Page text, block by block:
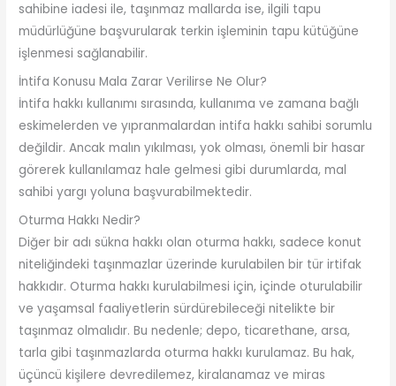
sahibine iadesi ile, taşınmaz mallarda ise, ilgili tapu
müdürlüğüne başvurularak terkin işleminin tapu kütüğüne
işlenmesi sağlanabilir.
İntifa Konusu Mala Zarar Verilirse Ne Olur?
İntifa hakkı kullanımı sırasında, kullanıma ve zamana bağlı
eskimelerden ve yıpranmalardan intifa hakkı sahibi sorumlu
değildir. Ancak malın yıkılması, yok olması, önemli bir hasar
görerek kullanılamaz hale gelmesi gibi durumlarda, mal
sahibi yargı yoluna başvurabilmektedir.
Oturma Hakkı Nedir?
Diğer bir adı sükna hakkı olan oturma hakkı, sadece konut
niteliğindeki taşınmazlar üzerinde kurulabilen bir tür irtifak
hakkıdır. Oturma hakkı kurulabilmesi için, içinde oturulabilir
ve yaşamsal faaliyetlerin sürdürebileceği nitelikte bir
taşınmaz olmalıdır. Bu nedenle; depo, ticarethane, arsa,
tarla gibi taşınmazlarda oturma hakkı kurulamaz. Bu hak,
üçüncü kişilere devredilemez, kiralanamaz ve miras